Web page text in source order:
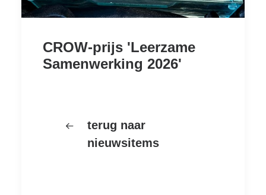
CROW-prijs 'Leerzame
Samenwerking 2026'
terug naar
nieuwsitems